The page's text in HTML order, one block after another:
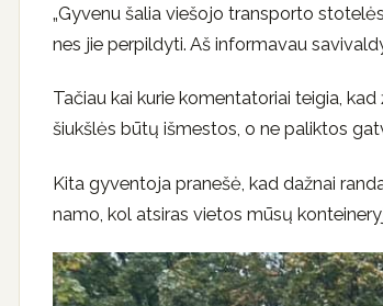
„Gyvenu šalia viešojo transporto
nes jie perpildyti. Aš informavau
Tačiau kai kurie komentatoriai teigia,
šiukšlės būtų išmestos, o ne paliktos
Kita gyventoja pranešė, kad dažnai
namo, kol atsiras vietos mūsų